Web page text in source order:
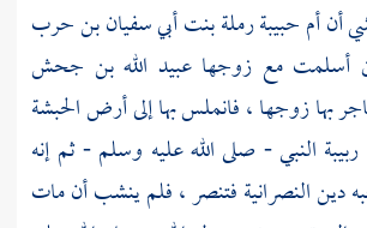
أنأم حبيبة رملة بنت أبي سفيان بن حرب
أسلمت مع زوجهاعبيد الله بن جحش
بها زوجها ، فانملس بها إلى أرضالحبشة
ربيبة النبي - صلى الله عليه وسلم - ثم إنه
دين النصرانية فتنصر ، فلم ينشب أن مات